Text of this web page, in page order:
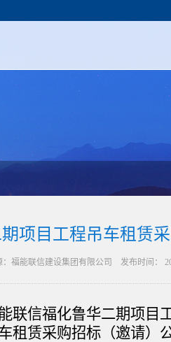
项目工程吊车租赁
：福能联信建设集团有限公司 发布时间：
联信福化鲁华二期项目
租赁采购招标（邀请）